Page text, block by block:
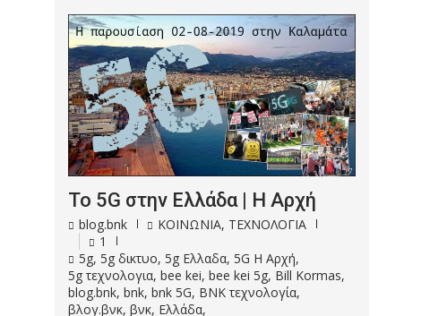
Το 5G στην Ελλάδα | Η Αρχή
blog.bnk ΚΟΙΝΩΝΙΑ, ΤΕΧΝΟΛΟΓΙΑ
1
5g, 5g δικτυο, 5g Ελλαδα, 5G Η Αρχή,
5g τεχνολογια, bee kei, bee kei 5g, Bill Kormas,
blog.bnk, bnk, bnk 5G, BNK τεχνολογία,
βλογ.βνκ, βνκ, Ελλάδα,